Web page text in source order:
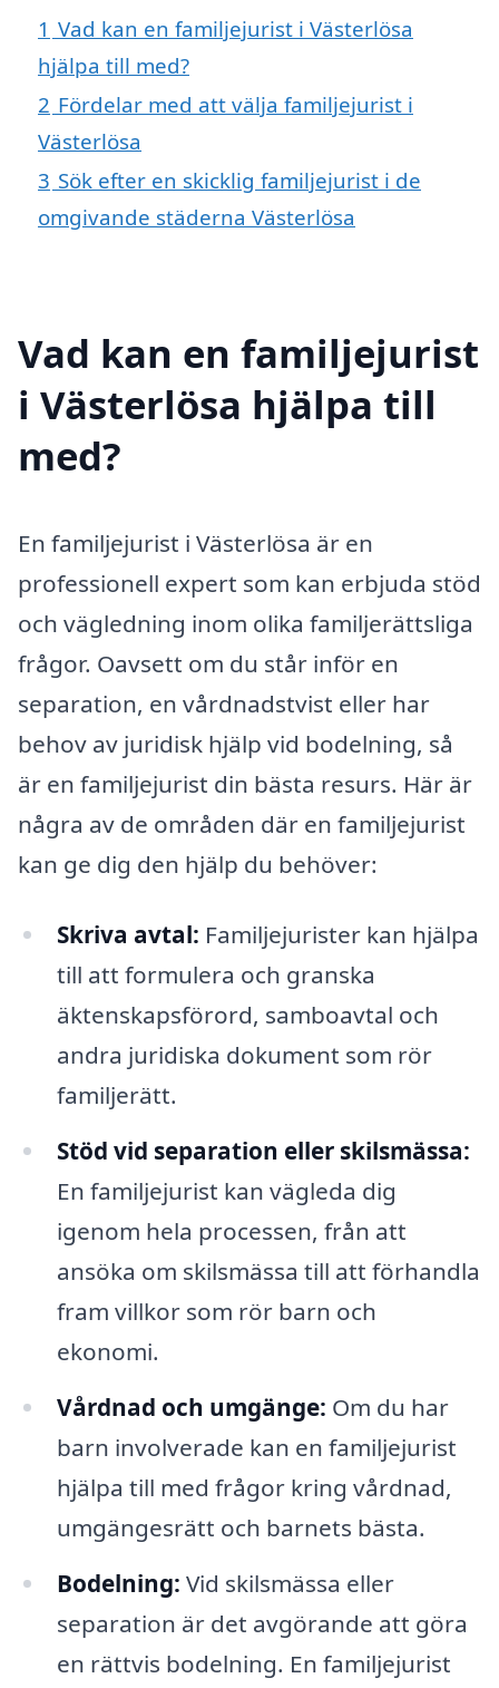
1 Vad kan en familjejurist i Västerlösa
hjälpa till med?
2 Fördelar med att välja familjejurist i
Västerlösa
3 Sök efter en skicklig familjejurist i de
omgivande städerna Västerlösa
Vad kan en familjejurist
i Västerlösa hjälpa till
med?
En familjejurist i Västerlösa är en
professionell expert som kan erbjuda stöd
och vägledning inom olika familjerättsliga
frågor. Oavsett om du står inför en
separation, en vårdnadstvist eller har
behov av juridisk hjälp vid bodelning, så
är en familjejurist din bästa resurs. Här är
några av de områden där en familjejurist
kan ge dig den hjälp du behöver:
Skriva avtal: Familjejurister kan hjälpa
till att formulera och granska
äktenskapsförord, samboavtal och
andra juridiska dokument som rör
familjerätt.
Stöd vid separation eller skilsmässa:
En familjejurist kan vägleda dig
igenom hela processen, från att
ansöka om skilsmässa till att förhandla
fram villkor som rör barn och
ekonomi.
Vårdnad och umgänge: Om du har
barn involverade kan en familjejurist
hjälpa till med frågor kring vårdnad,
umgängesrätt och barnets bästa.
Bodelning: Vid skilsmässa eller
separation är det avgörande att göra
en rättvis bodelning. En familjejurist